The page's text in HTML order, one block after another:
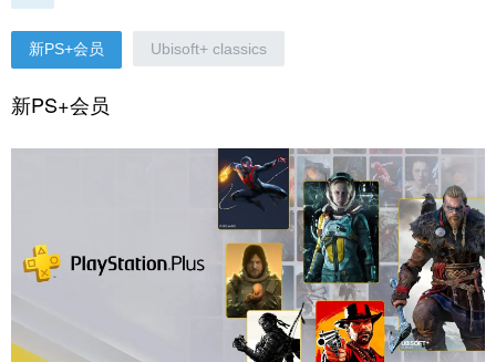
新PS+会员 Ubisoft+ classics
新PS+会员